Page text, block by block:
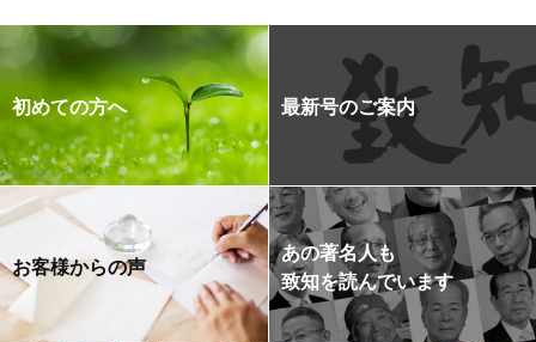
初めての方へ 最新号のご案内
お客様からの声
あの著名人も
致知を読んでいます